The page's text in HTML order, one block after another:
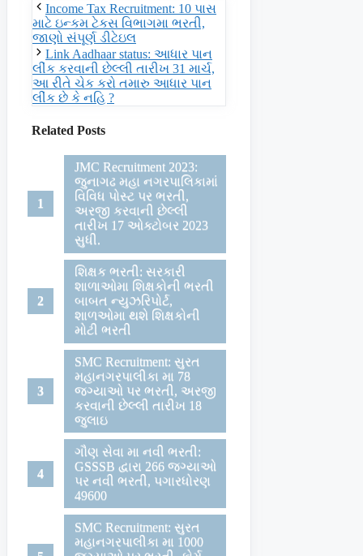
Income Tax Recruitment: 10 પાસ
માટે ઇન્કમ ટેકસ વિભાગમા ભરતી,
જાણો સંપૂર્ણ ડીટેઇલ
Link Aadhaar status: આધાર પાન
લીંક કરવાની છેલ્લી તારીખ 31 માર્ચ,
આ રીતે ચેક કરો તમારુ આધાર પાન
લીંક છે કે નહિ ?
Related Posts
JMC Recruitment 2023:
જુનાગઢ મહા નગરપાલિકામાં
વિવિધ પોસ્ટ પર ભરતી,
અરજી કરવાની છેલ્લી
તારીખ 17 ઓક્ટોબર 2023
સુધી.
શિક્ષક ભરતી: સરકારી
શાળાઓમા શિક્ષકોની ભરતી
બાબત ન્યુઝરિપોર્ટ,
શાળઓમા થશે શિક્ષકોની
મોટી ભરતી
SMC Recruitment: સુરત
મહાનગરપાલીકા મા 78
જગ્યાઓ પર ભરતી, અરજી
કરવાની છેલ્લી તારીખ 18
જુલાઇ
ગૌણ સેવા મા નવી ભરતી:
GSSSB દ્વારા 266 જગ્યાઓ
પર નવી ભરતી, પગારધોરણ
49600
SMC Recruitment: સુરત
મહાનગરપાલીકા મા 1000